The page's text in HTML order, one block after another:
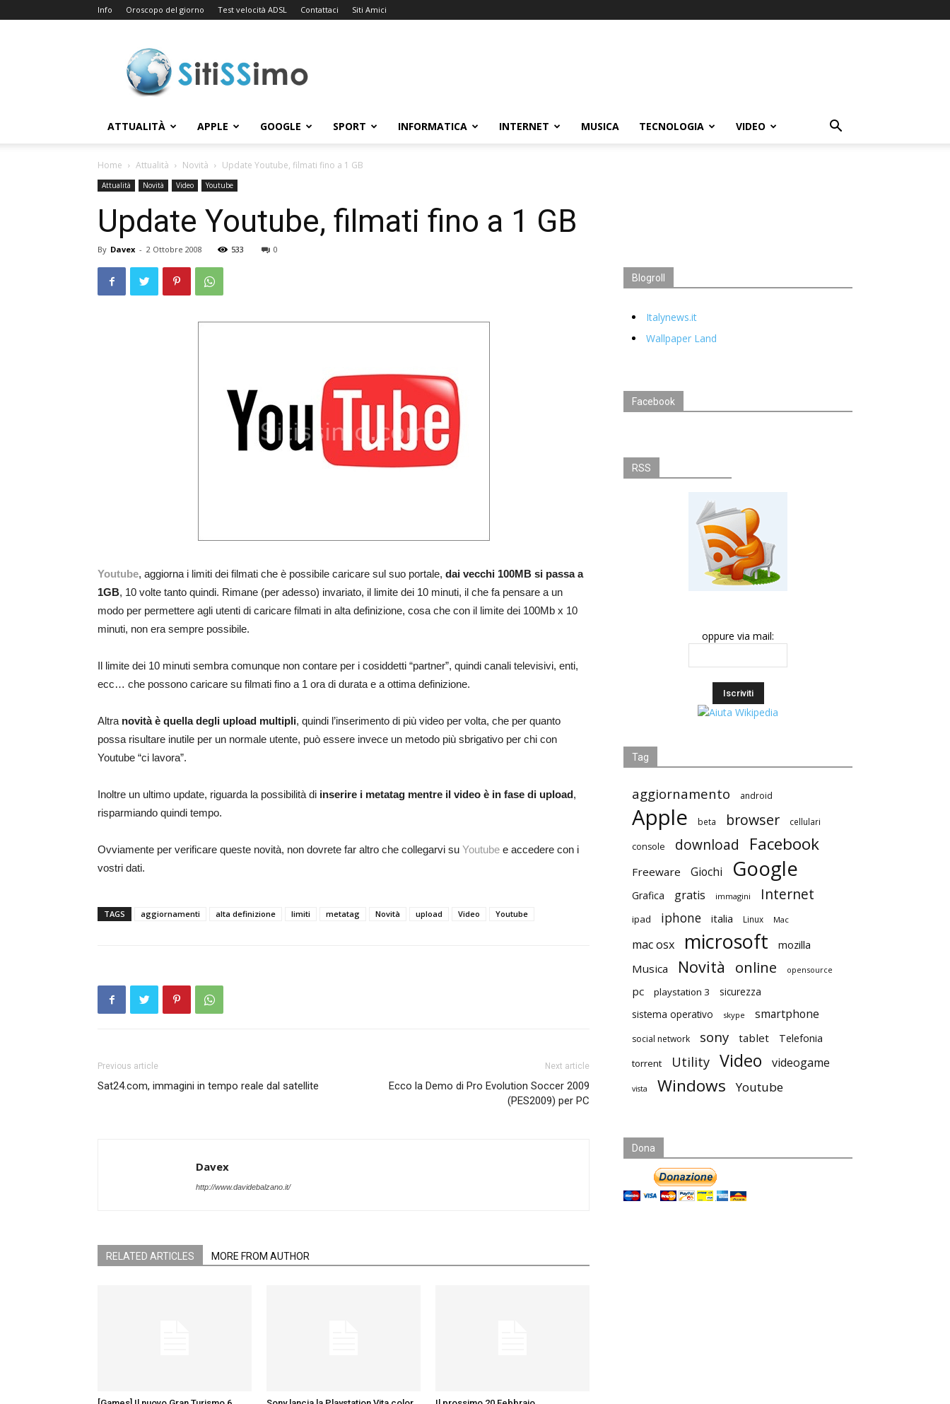
Info Oroscopo del giorno Test velocità ADSL Contattaci Siti Amici
ATTUALITÀ APPLE GOOGLE SPORT INFORMATICA INTERNET MUSICA TECNOLOGIA VIDEO
Home Attualità Novità Update Youtube, filmati fino a 1 GB
Attualità Novità Video Youtube
Update Youtube, filmati fino a 1 GB
By Davex - 2 Ottobre 2008 533 0
Youtube, aggiorna i limiti dei filmati che è possibile caricare sul suo portale, dai vecchi 100MB si passa a
1GB, 10 volte tanto quindi. Rimane (per adesso) invariato, il limite dei 10 minuti, il che fa pensare a un
modo per permettere agli utenti di caricare filmati in alta definizione, cosa che con il limite dei 100Mb x 10
minuti, non era sempre possibile.
Il limite dei 10 minuti sembra comunque non contare per i cosiddetti “partner”, quindi canali televisivi, enti,
ecc… che possono caricare su filmati fino a 1 ora di durata e a ottima definizione.
Altra novità è quella degli upload multipli, quindi l’inserimento di più video per volta, che per quanto
possa risultare inutile per un normale utente, può essere invece un metodo più sbrigativo per chi con
Youtube “ci lavora”.
Inoltre un ultimo update, riguarda la possibilità di inserire i metatag mentre il video è in fase di upload,
risparmiando quindi tempo.
Ovviamente per verificare queste novità, non dovrete far altro che collegarvi su Youtube e accedere con i
vostri dati.
TAGS aggiornamenti alta definizione limiti metatag Novità upload Video Youtube
Previous article
Sat24.com, immagini in tempo reale dal satellite
Next article
Ecco la Demo di Pro Evolution Soccer 2009
(PES2009) per PC
Davex
http://www.davidebalzano.it/
RELATED ARTICLES MORE FROM AUTHOR
Blogroll
Italynews.it
Wallpaper Land
Facebook
RSS
oppure via mail:
Tag
aggiornamento android
Apple beta browser cellulari
console download Facebook
Freeware Giochi Google
Grafica gratis immagini Internet
ipad iphone italia Linux Mac
mac osx microsoft
mozilla
Musica
Novità online opensource
pc playstation 3
sicurezza
sistema operativo
skype smartphone
social network sony tablet Telefonia
torrent Utility Video videogame
vista Windows Youtube
Dona